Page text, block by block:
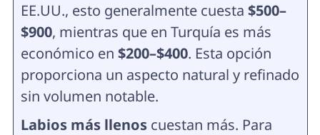
EE.UU., esto generalmente cuesta $500–
$900, mientras que en Turquía es más
económico en $200–$400. Esta opción
proporciona un aspecto natural y refinado
sin volumen notable.
Labios más llenoscuestan más. Para